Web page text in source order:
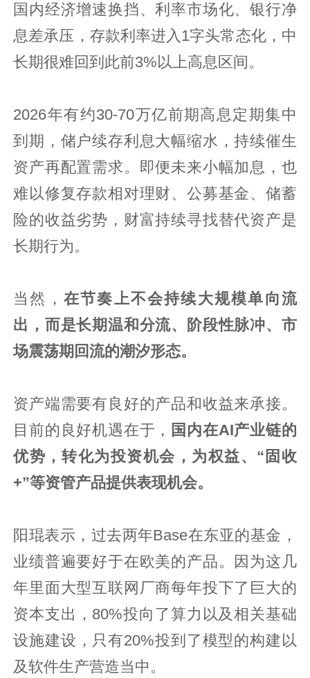
国内经济增速换挡、利率市场化、银行净
息差承压，存款利率进入1字头常态化，中
长期很难回到此前3%以上高息区间。
2026年有约30-70万亿前期高息定期集中
到期，储户续存利息大幅缩水，持续催生
资产再配置需求。即便未来小幅加息，也
难以修复存款相对理财、公募基金、储蓄
险的收益劣势，财富持续寻找替代资产是
长期行为。
当然， 在节奏上不会持续大规模单向流
出，而是长期温和分流、阶段性脉冲、市
场震荡期回流的潮汐形态。
资产端需要有良好的产品和收益来承接。
目前的良好机遇在于， 国内在AI产业链的
优势，转化为投资机会，为权益、“固收
+”等资管产品提供表现机会。
阳琨表示，过去两年Base在东亚的基金，
业绩普遍要好于在欧美的产品。因为这几
年里面大型互联网厂商每年投下了巨大的
资本支出，80%投向了算力以及相关基础
设施建设，只有20%投到了模型的构建以
及软件生产营造当中。